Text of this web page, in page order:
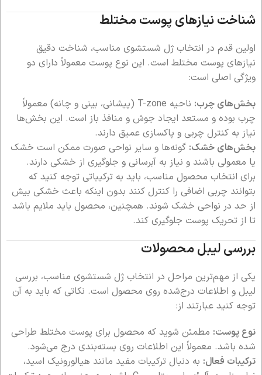
شناخت نیازهای پوست مختلط
اولین قدم در انتخاب ژل شستشوی مناسب، شناخت دقیق
نیازهای پوست مختلط است. این نوع پوست معمولاً دارای دو
ویژگی اصلی است:
بخش‌های چرب:
ناحیه T-zone (پیشانی، بینی و چانه) معمولاً
چرب بوده و مستعد ایجاد جوش و منافذ باز است. این بخش‌ها
نیاز به کنترل چربی و پاکسازی عمیق دارند.
بخش‌های خشک: گونه‌ها و سایر نواحی صورت ممکن است خشک
یا معمولی باشند و نیاز به آبرسانی و جلوگیری از خشکی دارند.
برای انتخاب محصول مناسب، باید به ترکیباتی توجه کنید که
بتوانند چربی اضافی را کنترل کنند بدون اینکه باعث خشکی بیش
از حد در نواحی خشک شوند. همچنین، محصول باید ملایم باشد
تا از تحریک پوست جلوگیری کند.
بررسی لیبل محصولات
یکی از مهم‌ترین مراحل در انتخاب ژل شستشوی مناسب، بررسی
لیبل و اطلاعات درج‌شده روی محصول است. نکاتی که باید به آن
توجه کنید عبارتند از:
نوع پوست: مطمئن شوید که محصول برای پوست مختلط طراحی
شده باشد. معمولاً این اطلاعات روی بسته‌بندی درج می‌شود.
ترکیبات فعال: به دنبال ترکیبات مفید مانند هیالورونیک اسید،